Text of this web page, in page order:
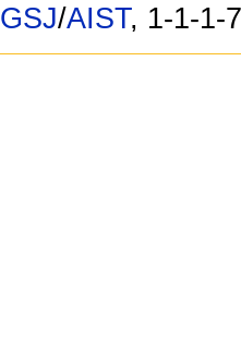
GSJ/AIST, 1-1-1-